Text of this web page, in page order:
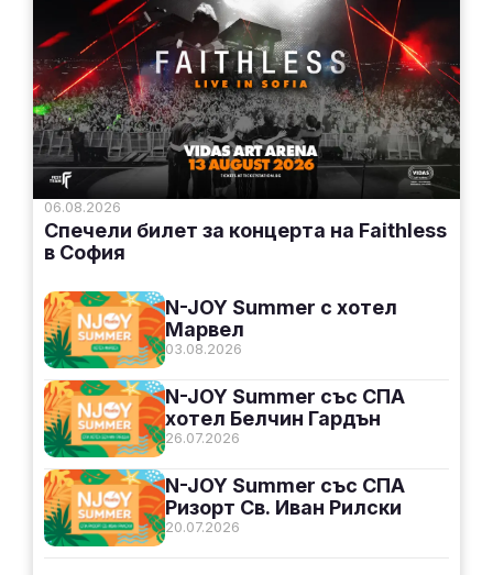
06.08.2026
Спечели билет за концерта на Faithless
в София
03.08.2026
N-JOY Summer с хотел
Марвел
26.07.2026
N-JOY Summer със СПА
хотел Белчин Гардън
20.07.2026
N-JOY Summer със СПА
Ризорт Св. Иван Рилски